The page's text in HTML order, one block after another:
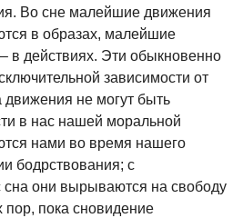
Во сне малейшие движения
в образах, малейшие
в действиях. Эти обыкновенно
зависимости от
движения не могут быть
в нас нашей моральной
нами во время нашего
бодрствования; с
сна они вырываются на свободу
пор, пока сновидение